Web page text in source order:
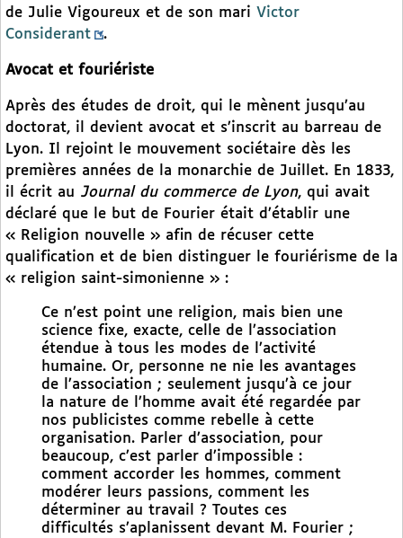
de Julie Vigoureux et de son mari Victor
Considerant
.
Avocat et fouriériste
Après des études de droit, qui le mènent jusqu’au
doctorat, il devient avocat et s’inscrit au barreau de
Lyon. Il rejoint le mouvement sociétaire dès les
premières années de la monarchie de Juillet. En 1833,
il écrit au Journal du commerce de Lyon, qui avait
déclaré que le but de Fourier était d’établir une
« Religion nouvelle » afin de récuser cette
qualification et de bien distinguer le fouriérisme de la
« religion saint-simonienne » :
Ce n’est point une religion, mais bien une
science fixe, exacte, celle de l’association
étendue à tous les modes de l’activité
humaine. Or, personne ne nie les avantages
de l’association ; seulement jusqu’à ce jour
la nature de l’homme avait été regardée par
nos publicistes comme rebelle à cette
organisation. Parler d’association, pour
beaucoup, c’est parler d’impossible :
comment accorder les hommes, comment
modérer leurs passions, comment les
déterminer au travail ? Toutes ces
difficultés s’aplanissent devant M. Fourier ;